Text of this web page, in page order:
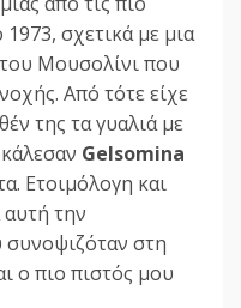
1973, σχετικά με μια
Μουσολίνι που
Από τότε είχε
της τα γυαλιά με
Gelsomina
Ετοιμόλογη και
την
συνοψιζόταν στη
ο πιο πιστός μου